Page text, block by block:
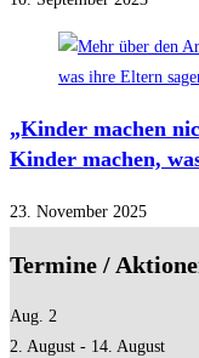
„Kinder machen
Kinder machen,
23. November 2025
Termine /
Aug. 2
2. August - 14. August